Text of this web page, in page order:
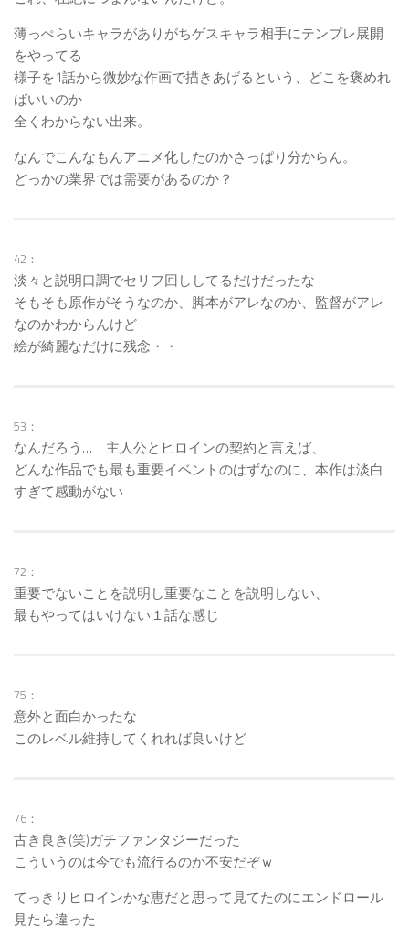
薄っぺらいキャラがありがちゲスキャラ相手にテンプレ展開
をやってる
様子を1話から微妙な作画で描きあげるという、どこを褒めれ
ばいいのか
全くわからない出来。
なんでこんなもんアニメ化したのかさっぱり分からん。
どっかの業界では需要があるのか？
42：
淡々と説明口調でセリフ回ししてるだけだったな
そもそも原作がそうなのか、脚本がアレなのか、監督がアレ
なのかわからんけど
絵が綺麗なだけに残念・・
53：
なんだろう… 主人公とヒロインの契約と言えば、
どんな作品でも最も重要イベントのはずなのに、本作は淡白
すぎて感動がない
72：
重要でないことを説明し重要なことを説明しない、
最もやってはいけない１話な感じ
75：
意外と面白かったな
このレベル維持してくれれば良いけど
76：
古き良き(笑)ガチファンタジーだった
こういうのは今でも流行るのか不安だぞｗ
てっきりヒロインかな恵だと思って見てたのにエンドロール
見たら違った